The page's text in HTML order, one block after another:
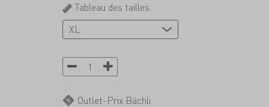
Tableau des tailles
Outlet-Prix Bächli